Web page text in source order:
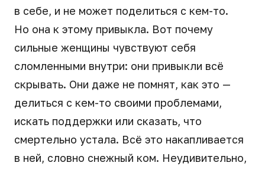
в себе, и не может поделиться с кем-то.
Но она к этому привыкла. Вот почему
сильные женщины чувствуют себя
сломленными внутри: они привыкли всё
скрывать. Они даже не помнят, как это —
делиться с кем-то своими проблемами,
искать поддержки или сказать, что
смертельно устала. Всё это накапливается
в ней, словно снежный ком. Неудивительно,